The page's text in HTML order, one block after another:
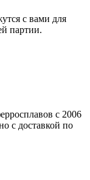
с вами для
партии.
с 2006
с доставкой по